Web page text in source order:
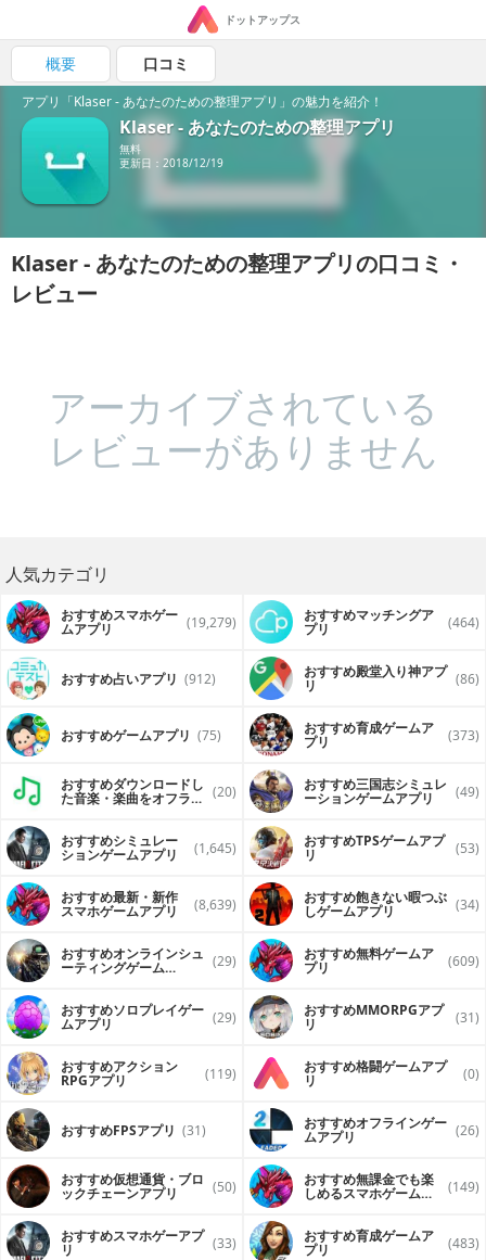
ドットアップス
概要 口コミ
アプリ「Klaser - あなたのための整理アプリ」の魅力を紹介！
Klaser - あなたのための整理アプリ
無料
更新日：2018/12/19
Klaser - あなたのための整理アプリの口コミ・
レビュー
アーカイブされている
レビューがありません
人気カテゴリ
おすすめスマホゲー
ムアプリ (19,279) おすすめマッチングア
プリ (464)
おすすめ占いアプリ (912) おすすめ殿堂入り神アプ
リ (86)
おすすめゲームアプリ (75) おすすめ育成ゲームア
プリ (373)
おすすめダウンロードし
た音楽・楽曲をオフライ (20) おすすめ三国志シミュレ
ーションゲームアプリ (49)
おすすめシミュレー
ションゲームアプリ (1,645) おすすめTPSゲームアプ
リ (53)
おすすめ最新・新作
スマホゲームアプリ (8,639) おすすめ飽きない暇つぶ
しゲームアプリ (34)
おすすめオンラインシュ
ーティングゲーム (29) おすすめ無料ゲームア
プリ (609)
おすすめソロプレイゲー
ムアプリ (29) おすすめ MMORPGアプ
リ (31)
おすすめアクション
RPGアプリ (119) おすすめ格闘ゲームアプ
リ (0)
おすすめFPSアプリ (31) おすすめオフラインゲー
ムアプリ (26)
おすすめ仮想通貨・ブロ
ックチェーンアプリ (50) おすすめ無課金でも楽
しめるスマホゲームア (149)
おすすめスマホゲーアプ
リ (33) おすすめ育成ゲームア
プリ (483)